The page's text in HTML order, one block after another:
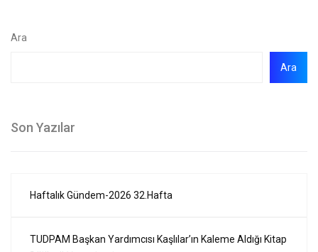
Ara
Ara
Son Yazılar
Haftalık Gündem-2026 32.Hafta
TUDPAM Başkan Yardımcısı Kaşlılar’ın Kaleme Aldığı Kitap